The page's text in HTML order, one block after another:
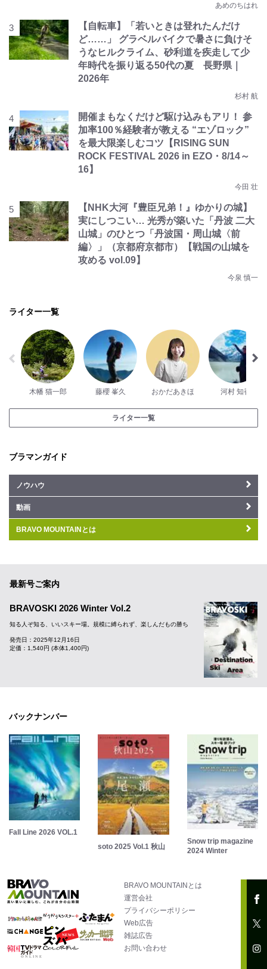
あめのちはれ
【自転車】「若いときは登れたんだけ
ど……」 グラベルバイクで暑さに負けそ
うなヒルクライム、砂利道を疾走して少
年時代を振り返る50代の夏 長野県｜
2026年
杉村 航
開催まもなくだけど駆け込みもアリ！ 参
加率100％経験者が教える “エゾロック”
を最大限楽しむコツ【RISING SUN
ROCK FESTIVAL 2026 in EZO・8/14～
16】
今田 壮
【NHK大河『豊臣兄弟！』ゆかりの城】
実にしつこい… 光秀が築いた「丹波 二大
山城」のひとつ「丹波国・周山城〈前
編〉」（京都府京都市）【戦国の山城を
攻める vol.09】
今泉 慎一
ライター一覧
木幡 猫一郎 藤櫻 峯久 おかだあきほ 河村 知香
ライター一覧
ブラマンガイド
ノウハウ
動画
BRAVO MOUNTAINとは
最新号ご案内
BRAVOSKI 2026 Winter Vol.2
知る人ぞ知る、いいスキー場。規模に縛られず、楽しんだもの勝ち
発売日：2025年12月16日
定価：1,540円 (本体1,400円)
バックナンバー
Fall Line 2026 VOL.1
soto 2025 Vol.1 秋山
Snow trip magazine
2024 Winter
BRAVO MOUNTAINとは
運営会社
プライバシーポリシー
Web広告
雑誌広告
お問い合わせ